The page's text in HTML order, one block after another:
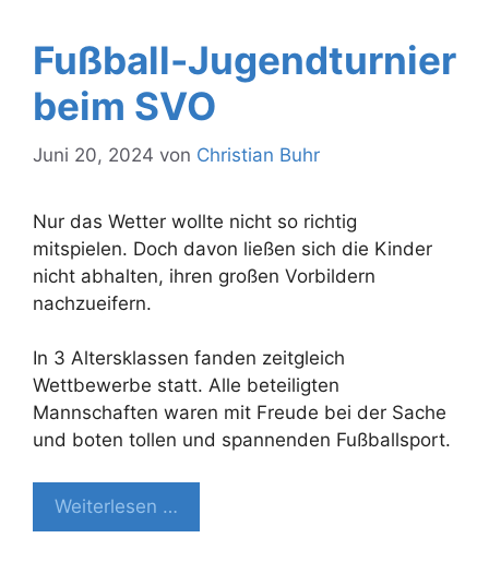
Fußball-Jugendturnier
beim SVO
Juni 20, 2024 von Christian Buhr
Nur das Wetter wollte nicht so richtig
mitspielen. Doch davon ließen sich die Kinder
nicht abhalten, ihren großen Vorbildern
nachzueifern.
In 3 Altersklassen fanden zeitgleich
Wettbewerbe statt. Alle beteiligten
Mannschaften waren mit Freude bei der Sache
und boten tollen und spannenden Fußballsport.
Weiterlesen …